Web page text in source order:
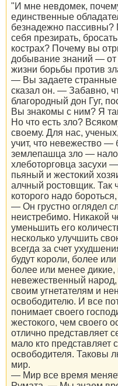
"И мне невдомек,
единственные
безнадежно пассивны?
себя презирать,
кострах? Почему вы
добывание знаний — от
жизни борьбы против
— Вы задаете
сказал он. — Забавно,
благородный дон Гуг,
Вы знакомы с ним? Я
Но что есть зло?
своему. Для нас,
учит, что невежество —
землепашца зло —
хлеботорговца засухи
пьяный и жестокий
алчный ростовщик. Так
которого надо
— Он грустно оглядел
неистребимо. Никакой
уменьшить его
несколько улучшить
всегда за счет
будут короли, более
более или менее дикие,
невежественный
своим угнетателям и
освободителю. И все
понимает своего
жестокого, чем своего
отлично представляет
мало кто представляет
освободителя. Таковы
мир.
— Мир все время